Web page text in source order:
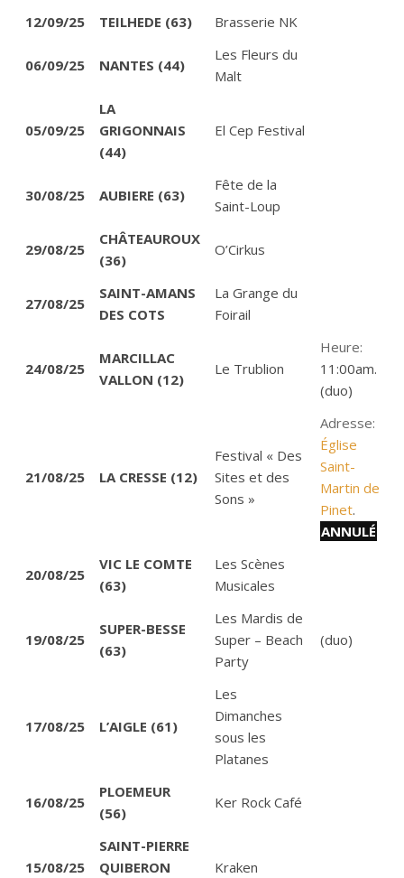
12/09/25
TEILHEDE (63) Brasserie NK
06/09/25 NANTES (44)
Les Fleurs du
Malt
05/09/25
LA
GRIGONNAIS
(44)
El Cep Festival
30/08/25 AUBIERE (63)
Fête de la
Saint-Loup
29/08/25
CHÂTEAUROUX
(36)
O’Cirkus
27/08/25
SAINT-AMANS
DES COTS
La Grange du
Foirail
24/08/25
MARCILLAC
VALLON (12)
Le Trublion
Heure:
11:00am.
(duo)
21/08/25 LA CRESSE (12)
Festival « Des
Sites et des
Sons »
Adresse:
Église
Saint-
Martin de
Pinet.
ANNULÉ
20/08/25
VIC LE COMTE
(63)
Les Scènes
Musicales
19/08/25
SUPER-BESSE
(63)
Les Mardis de
Super – Beach
Party
(duo)
17/08/25 L’AIGLE (61)
Les
Dimanches
sous les
Platanes
16/08/25
PLOEMEUR
(56)
Ker Rock Café
15/08/25
SAINT-PIERRE
QUIBERON
Kraken